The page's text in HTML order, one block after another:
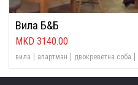
Вила Б&Б
3140.00
вила апартман двокреветна соба